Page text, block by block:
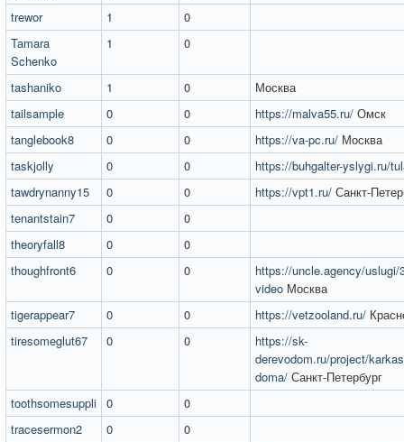
trewor
1
0
Tamara
Schenko
1 0
tashaniko 1 0
Москва
tailsample
0 0 https://malva55.ru/ Омск
tanglebook8
0 0 https://va-pc.ru/ Москва
taskjolly
0 0
https://buhgalter-yslygi.ru/
tawdrynanny15
0 0 https://vpt1.ru/ Санкт-
tenantstain7
0
0
theoryfall8
0
0
thoughfront6
0 0
https://uncle.agency/uslugi/
video Москва
tigerappear7
0 0 https://vetzooland.ru/
tiresomeglut67
0 0
https://sk-
derevodom.ru/project/
doma/ Санкт-Петербург
toothsomesuppli 0
0
tracesermon2
0
0